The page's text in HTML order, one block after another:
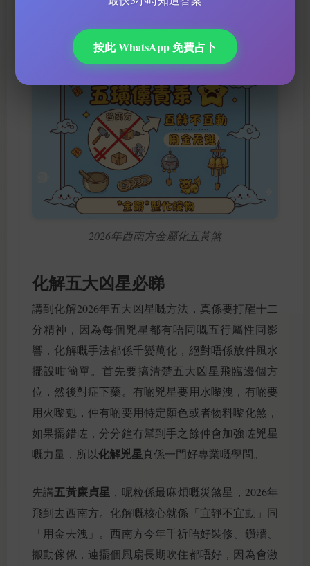
2026年西南方金屬化五黃煞
化解五大凶星必睇
講到化解2026年五大凶星嘅方法，真係要打醒十二
分精神，因為每個兇星都有唔同嘅五行屬性同影
響，化解嘅手法都係千變萬化，絕對唔係放件風水
擺設咁簡單。首先要搞清楚五大凶星飛臨邊個方
位，然後對症下藥。有啲兇星要用水嚟洩，有啲要
用火嚟剋，仲有啲要用特定顏色或者物料嚟化煞，
如果擺錯咗，分分鐘冇幫到手之餘仲會加強咗兇星
嘅力量，所以化解兇星真係一門好專業嘅學問。
先講五黃廉貞星 ，呢粒係最麻煩嘅災煞星，2026年
飛到去西南方。化解嘅核心就係「宜靜不宜動」同
「用金去洩」。西南方今年千祈唔好裝修、鑽牆、
搬動傢俬，連擺個風扇長期吹住都唔好，因為會激
按此 WhatsApp 免費占卜